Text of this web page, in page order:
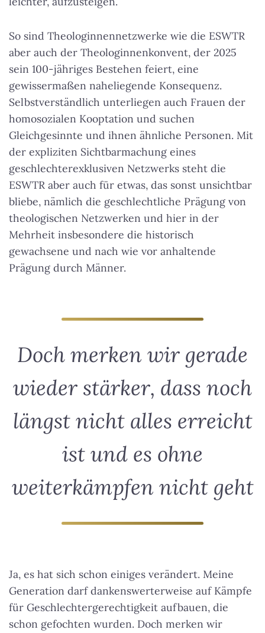
So sind Theologinnennetzwerke wie die ESWTR
aber auch der Theologinnenkonvent, der 2025
sein 100-jähriges Bestehen feiert, eine
gewissermaßen naheliegende Konsequenz.
Selbstverständlich unterliegen auch Frauen der
homosozialen Kooptation und suchen
Gleichgesinnte und ihnen ähnliche Personen. Mit
der expliziten Sichtbarmachung eines
geschlechterexklusiven Netzwerks steht die
ESWTR aber auch für etwas, das sonst unsichtbar
bliebe, nämlich die geschlechtliche Prägung von
theologischen Netzwerken und hier in der
Mehrheit insbesondere die historisch
gewachsene und nach wie vor anhaltende
Prägung durch Männer.
Doch merken wir gerade
wieder stärker, dass noch
längst nicht alles erreicht
ist und es ohne
weiterkämpfen nicht geht
Ja, es hat sich schon einiges verändert. Meine
Generation darf dankenswerterweise auf Kämpfe
für Geschlechtergerechtigkeit aufbauen, die
schon gefochten wurden. Doch merken wir